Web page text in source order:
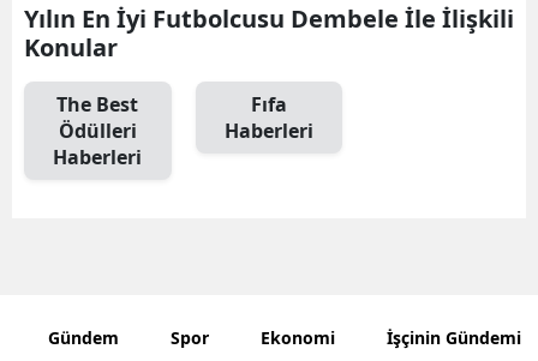
Edirne
Yılın En İyi Futbolcusu Dembele İle İlişkili
Konular
The Best
Ödülleri
Haberleri
Fıfa
Haberleri
Gündem Spor Ekonomi İşçinin Gündemi